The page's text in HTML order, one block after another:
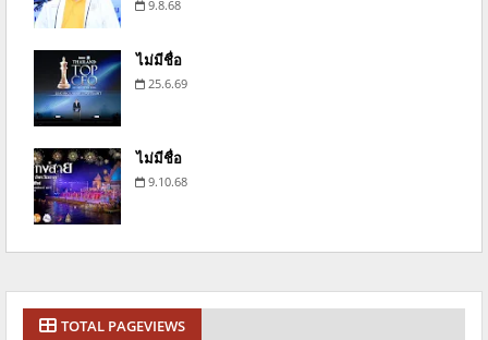
9.8.68
ไม่มีชื่อ
25.6.69
ไม่มีชื่อ
9.10.68
TOTAL PAGEVIEWS